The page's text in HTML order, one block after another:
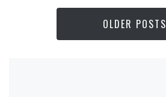
OLDER POSTS